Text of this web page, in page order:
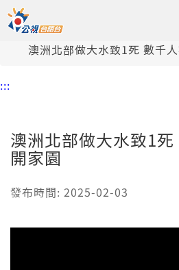
中央內容區塊
頭頁
澳洲北部做大水致1死 數千
:::
澳洲北部做大水致1
開家園
發布時間: 2025-02-03